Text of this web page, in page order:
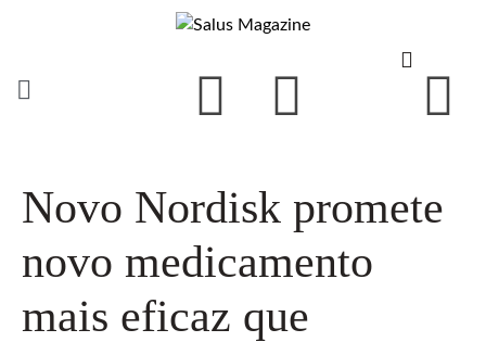
Novo Nordisk promete
novo medicamento
mais eficaz que